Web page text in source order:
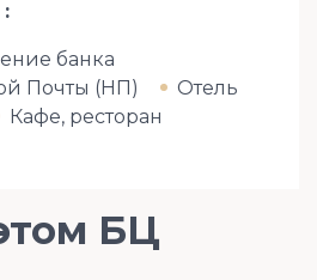
банка
Почты (НП)
Отель
Кафе, ресторан
БЦ